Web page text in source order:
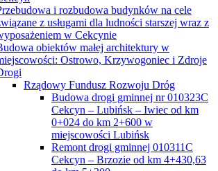
i rozbudowa budynków na cele
z usługami dla ludności starszej wraz z
w Cekcynie
obiektów małej architektury w
Ostrowo, Krzywogoniec i Zdroje
Rządowy Fundusz Rozwoju Dróg
Budowa drogi gminnej nr 010323C
Cekcyn – Lubińsk – Iwiec od km
0+024 do km 2+600 w
miejscowości Lubińsk
Remont drogi gminnej 010311C
Cekcyn – Brzozie od km 4+430,63